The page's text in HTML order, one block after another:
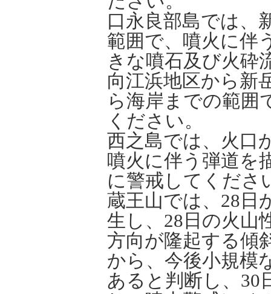
口永良部島では、
範囲で、噴火に伴
きな噴石及び火砕
向江浜地区から新
ら海岸までの範囲
ください。
西之島では、火口
噴火に伴う弾道を
に警戒してくだ
蔵王山では、28日
生し、28日の火山
方向が隆起する傾
から、今後小規模
あると判断し、30